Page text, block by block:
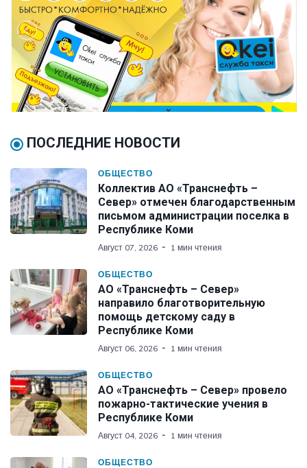
ПОСЛЕДНИЕ НОВОСТИ
ОБЩЕСТВО
Коллектив АО «Транснефть –
Север» отмечен благодарственным
письмом администрации поселка в
Республике Коми
Август 07, 2026 1 мин чтения
ОБЩЕСТВО
АО «Транснефть – Север»
направило благотворительную
помощь детскому саду в
Республике Коми
Август 06, 2026 1 мин чтения
ОБЩЕСТВО
АО «Транснефть – Север» провело
пожарно-тактические учения в
Республике Коми
Август 04, 2026 1 мин чтения
ОБЩЕСТВО